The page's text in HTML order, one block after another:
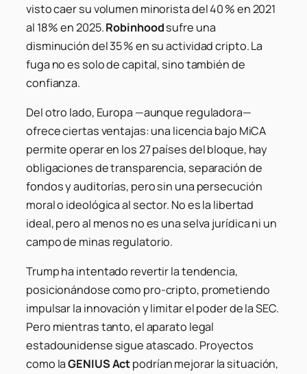
visto caer su volumen minorista del 40 % en 2021
al 18 % en 2025.Robinhoodsufre una
disminución del 35 % en su actividad cripto. La
fuga no es solo de capital, sino también de
confianza.
Del otro lado, Europa —aunque reguladora—
ofrece ciertas ventajas: una licencia bajo MiCA
permite operar en los 27 países del bloque, hay
obligaciones de transparencia, separación de
fondos y auditorías, pero sin una persecución
moral o ideológica al sector. No es la libertad
ideal, pero al menos no es una selva jurídica ni un
campo de minas regulatorio.
Trump ha intentado revertir la tendencia,
posicionándose como pro-cripto, prometiendo
impulsar la innovación y limitar el poder de la SEC.
Pero mientras tanto, el aparato legal
estadounidense sigue atascado. Proyectos
como laGENIUS Actpodrían mejorar la situación,